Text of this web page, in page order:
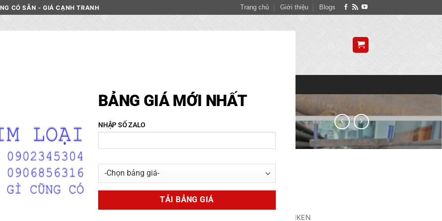
CÓ SẴN - GIÁ CẠNH TRANH Trang chủ Giới thiệu Blogs
HOME CỬA HÀNG / THÉP
20000₫
DANH MỤC VẬT LIỆU
NIKEN